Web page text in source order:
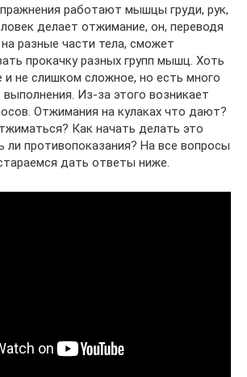
работают мышцы груди, рук,
делает отжимание, он, переводя
разные части тела, сможет
прокачку разных групп мышц. Хоть
и не слишком сложное, но есть много
выполнения. Из-за этого возникает
Отжимания на кулаках что дают?
Как начать делать это
ли противопоказания? На все вопросы
дать ответы ниже.